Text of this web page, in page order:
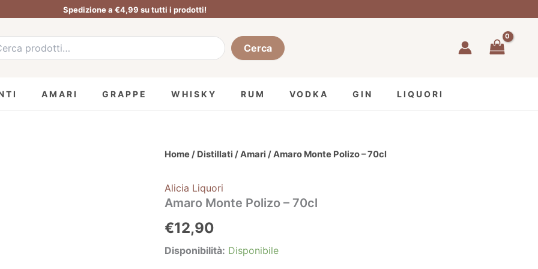
Spedizione a €4,99 su tutti i prodotti!
Cerca
AMARI GRAPPE WHISKY RUM VODKA GIN LIQUORI
Home/ Distillati /Amari / Amaro Monte Polizo – 70cl
Alicia Liquori
Amaro Monte Polizo – 70cl
€12,90
Disponibilità: Disponibile
Amaro
-
70cl